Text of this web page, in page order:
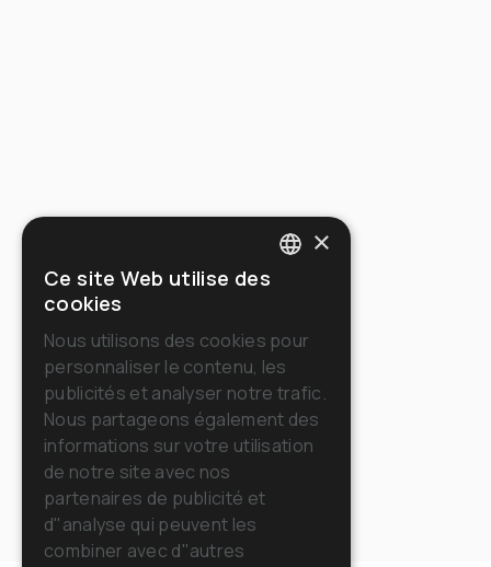
ITALIAN
FRENCH
GERMAN
SPANISH
RUSSIAN
×
Ce site Web utilise des
cookies
Nous utilisons des cookies pour
personnaliser le contenu, les
publicités et analyser notre trafic.
Nous partageons également des
informations sur votre utilisation
de notre site avec nos
partenaires de publicité et
d"analyse qui peuvent les
combiner avec d"autres